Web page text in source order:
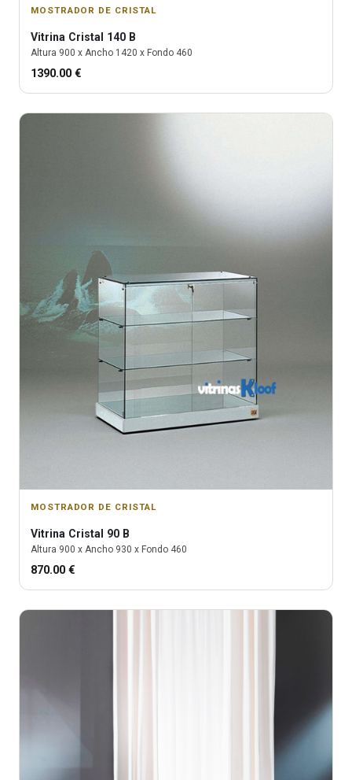
MOSTRADOR DE CRISTAL
Vitrina Cristal 140 B
Altura 900 x Ancho 1420 x Fondo 460
1390.00 €
MOSTRADOR DE CRISTAL
Vitrina Cristal 90 B
Altura 900 x Ancho 930 x Fondo 460
870.00 €